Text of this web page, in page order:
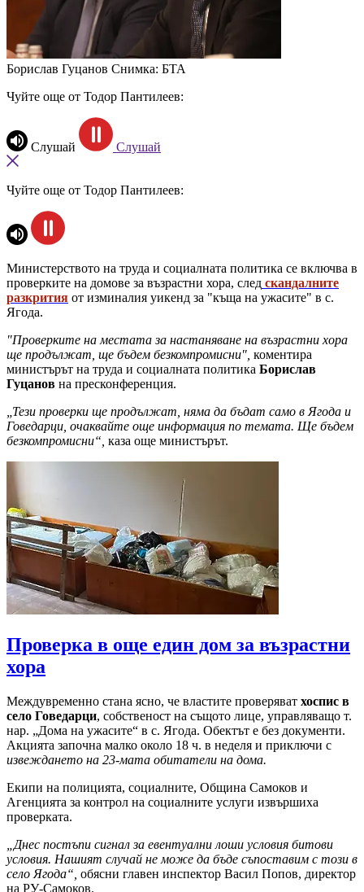
Борислав Гуцанов Снимка: БТА
Чуйте още от Тодор Пантилеев:
Слушай Слушай
Чуйте още от Тодор Пантилеев:
Министерството на труда и социалната политика се включва в
проверките на домове за възрастни хора, след скандалните
разкрития от изминалия уикенд за "къща на ужасите" в с.
Ягода.
"Проверките на местата за настаняване на възрастни хора
ще продължат, ще бъдем безкомпромисни", коментира
министърът на труда и социалната политика Борислав
Гуцанов на пресконференция.
„Тези проверки ще продължат, няма да бъдат само в Ягода и
Говедарци, очаквайте още информация по темата. Ще бъдем
безкомпромисни“, каза още министърът.
Проверка в още един дом за възрастни
хора
Междувременно стана ясно, че властите проверяват хоспис в
село Говедарци, собственост на същото лице, управляващо т.
нар. „Дома на ужасите“ в с. Ягода. Обектът е без документи.
Акцията започна малко около 18 ч. в неделя и приключи с
извеждането на 23-мата обитатели на дома.
Екипи на полицията, социалните, Община Самоков и
Агенцията за контрол на социалните услуги извършиха
проверката.
„Днес постъпи сигнал за евентуални лоши условия битови
условия. Нашият случай не може да бъде съпоставим с този в
село Ягода“, обясни главен инспектор Васил Попов, директор
на РУ-Самоков.